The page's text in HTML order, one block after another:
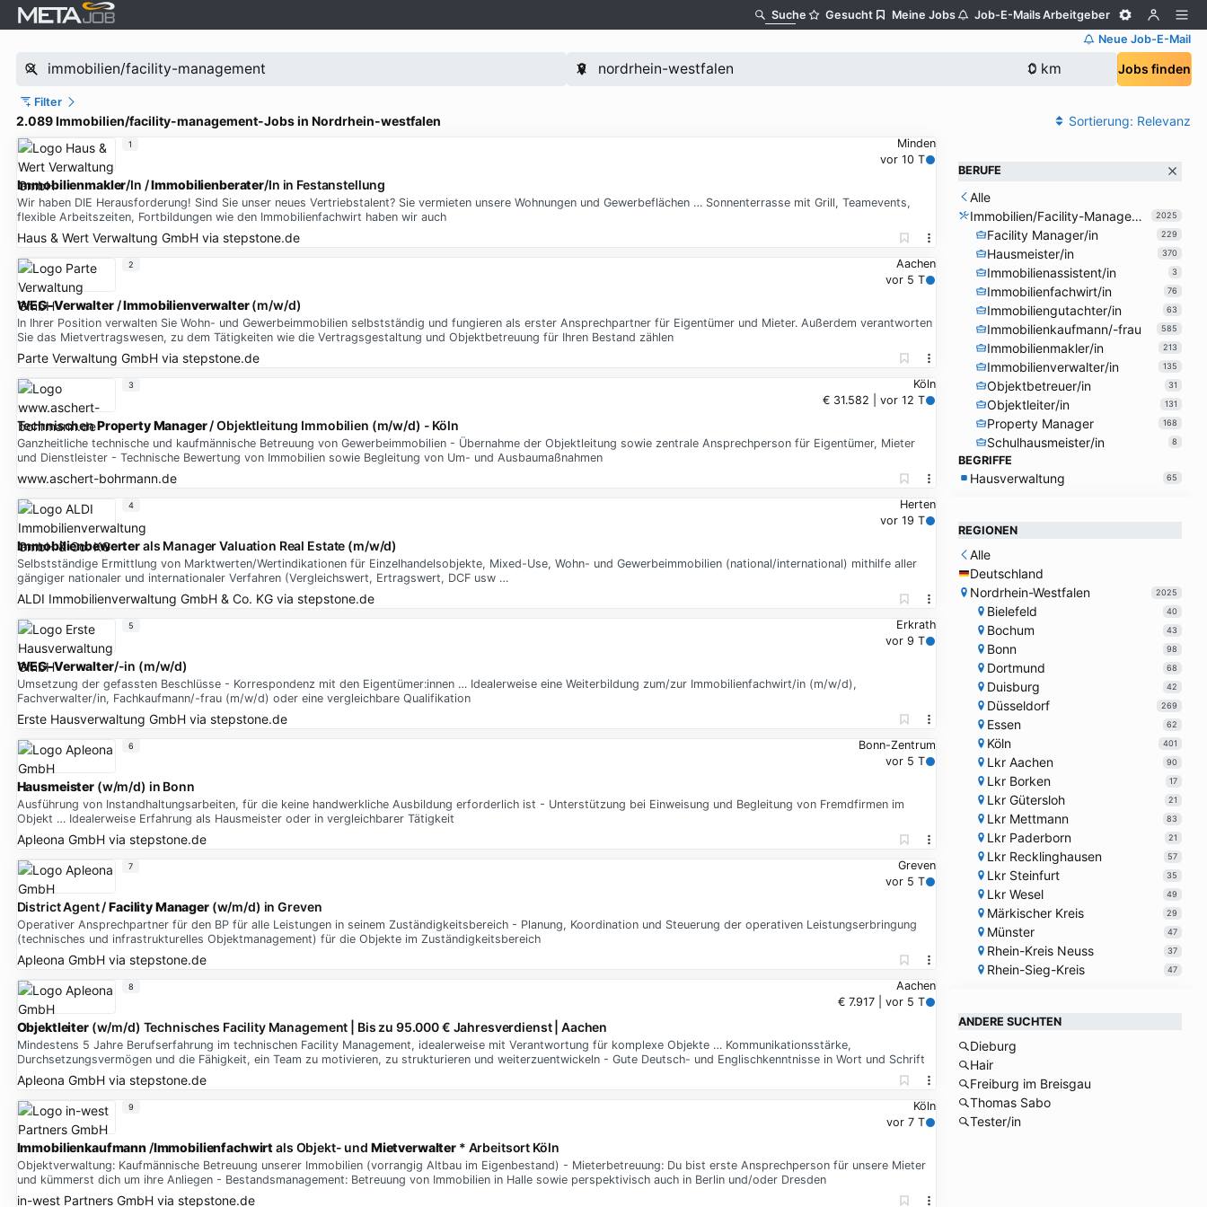
Suche Gesucht Meine Jobs Job-E-MailsArbeitgeber
Neue Job-E-Mail
Jobs finden
Filter
2.089 Immobilien/facility-management-Jobs in Nordrhein-westfalen Sortierung: Relevanz
Minden
vor 10 T
Immobilienmakler/In /Immobilienberater/In in Festanstellung
Wir haben DIE Herausforderung! Sind Sie unser neues Vertriebstalent? Sie vermieten unsere Wohnungen und Gewerbeflächen … Sonnenterrasse mit Grill, Teamevents,
flexible Arbeitszeiten, Fortbildungen wie den Immobilienfachwirt haben wir auch
Haus & Wert Verwaltung GmbHvia stepstone.de
1
Aachen
vor 5 T
WEG-Verwalter/Immobilienverwalter(m/w/d)
In Ihrer Position verwalten Sie Wohn- und Gewerbeimmobilien selbstständig und fungieren als erster Ansprechpartner für Eigentümer und Mieter. Außerdem verantworten
Sie das Mietvertragswesen, zu dem Tätigkeiten wie die Vertragsgestaltung und Objektbetreuung für Ihren Bestand zählen
Parte Verwaltung GmbHvia stepstone.de
2
Köln
€ 31.582 | vor 12 T
TechnischenProperty Manager/ Objektleitung Immobilien (m/w/d) - Köln
Ganzheitliche technische und kaufmännische Betreuung von Gewerbeimmobilien - Übernahme der Objektleitung sowie zentrale Ansprechperson für Eigentümer, Mieter
und Dienstleister - Technische Bewertung von Immobilien sowie Begleitung von Um- und Ausbaumaßnahmen
www.aschert-bohrmann.de
3
Herten
vor 19 T
Immobilienbewerterals Manager Valuation Real Estate (m/w/d)
Selbstständige Ermittlung von Marktwerten/Wertindikationen für Einzelhandelsobjekte, Mixed-Use, Wohn- und Gewerbeimmobilien (national/international) mithilfe aller
gängiger nationaler und internationaler Verfahren (Vergleichswert, Ertragswert, DCF usw …
ALDI Immobilienverwaltung GmbH & Co. KGvia stepstone.de
4
Erkrath
vor 9 T
WEG-Verwalter/-in (m/w/d)
Umsetzung der gefassten Beschlüsse - Korrespondenz mit den Eigentümer:innen … Idealerweise eine Weiterbildung zum/zur Immobilienfachwirt/in (m/w/d),
Fachverwalter/in, Fachkaufmann/-frau (m/w/d) oder eine vergleichbare Qualifikation
Erste Hausverwaltung GmbHvia stepstone.de
5
Bonn-Zentrum
vor 5 T
Hausmeister(w/m/d) in Bonn
Ausführung von Instandhaltungsarbeiten, für die keine handwerkliche Ausbildung erforderlich ist - Unterstützung bei Einweisung und Begleitung von Fremdfirmen im
Objekt … Idealerweise Erfahrung als Hausmeister oder in vergleichbarer Tätigkeit
Apleona GmbHvia stepstone.de
6
Greven
vor 5 T
District Agent /Facility Manager(w/m/d) in Greven
Operativer Ansprechpartner für den BP für alle Leistungen in seinem Zuständigkeitsbereich - Planung, Koordination und Steuerung der operativen Leistungserbringung
(technisches und infrastrukturelles Objektmanagement) für die Objekte im Zuständigkeitsbereich
Apleona GmbHvia stepstone.de
7
Aachen
€ 7.917 | vor 5 T
Objektleiter(w/m/d) Technisches Facility Management | Bis zu 95.000 € Jahresverdienst | Aachen
Mindestens 5 Jahre Berufserfahrung im technischen Facility Management, idealerweise mit Verantwortung für komplexe Objekte … Kommunikationsstärke,
Durchsetzungsvermögen und die Fähigkeit, ein Team zu motivieren, zu strukturieren und weiterzuentwickeln - Gute Deutsch- und Englischkenntnisse in Wort und Schrift
Apleona GmbHvia stepstone.de
8
Köln
vor 7 T
Immobilienkaufmann/Immobilienfachwirt als Objekt- und Mietverwalter * Arbeitsort Köln
Objektverwaltung: Kaufmännische Betreuung unserer Immobilien (vorrangig Altbau im Eigenbestand) - Mieterbetreuung: Du bist erste Ansprechperson für unsere Mieter
und kümmerst dich um ihre Anliegen - Bestandsmanagement: Betreuung von Immobilien in Halle sowie perspektivisch auch in Berlin und/oder Dresden
in-west Partners GmbHvia stepstone.de
9
BERUFE
Alle
Immobilien/Facility-Management
2025
Facility Manager/in 229
Hausmeister/in 370
Immobilienassistent/in 3
Immobilienfachwirt/in 76
Immobiliengutachter/in 63
Immobilienkaufmann/-frau 585
Immobilienmakler/in 213
Immobilienverwalter/in 135
Objektbetreuer/in 31
Objektleiter/in 131
Property Manager 168
Schulhausmeister/in 8
BEGRIFFE
Hausverwaltung 65
REGIONEN
Alle
Deutschland
Nordrhein-Westfalen
2025
Bielefeld 40
Bochum 43
Bonn 98
Dortmund 68
Duisburg 42
Düsseldorf 269
Essen 62
Köln 401
Lkr Aachen 90
Lkr Borken 17
Lkr Gütersloh 21
Lkr Mettmann 83
Lkr Paderborn 21
Lkr Recklinghausen 57
Lkr Steinfurt 35
Lkr Wesel 49
Märkischer Kreis 29
Münster 47
Rhein-Kreis Neuss 37
Rhein-Sieg-Kreis 47
ANDERE SUCHTEN
Dieburg
Hair
Freiburg im Breisgau
Thomas Sabo
Tester/in